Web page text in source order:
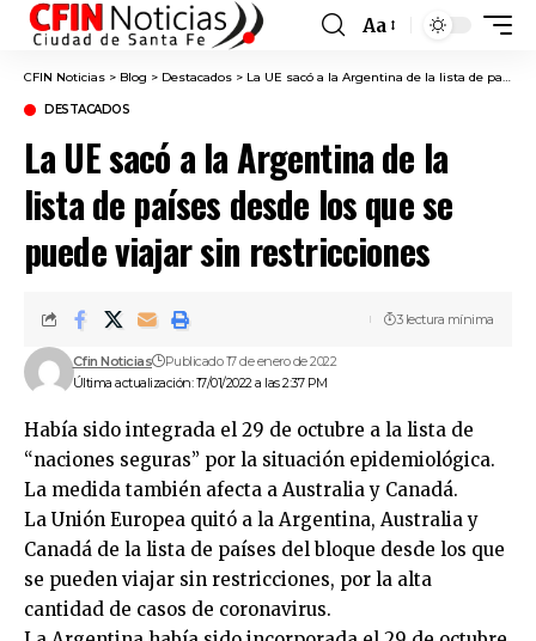
Font
Resizer
Aa
CFIN Noticias > Blog > Destacados > La UE sacó a la Argentina de la lista de países desde los que se puede viajar sin restricciones
DESTACADOS
La UE sacó a la Argentina de la
lista de países desde los que se
puede viajar sin restricciones
Última actualización: 17/01/2022 a las 2:37 PM
Cfin Noticias Publicado 17 de enero de 2022
3 lectura mínima
Había sido integrada el 29 de octubre a la lista de
“naciones seguras” por la situación epidemiológica.
La medida también afecta a Australia y Canadá.
La Unión Europea quitó a la Argentina, Australia y
Canadá de la lista de países del bloque desde los que
se pueden viajar sin restricciones, por la alta
cantidad de casos de coronavirus.